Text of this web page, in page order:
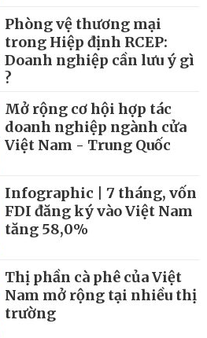
Phòng vệ thương mại
trong Hiệp định RCEP:
Doanh nghiệp cần lưu ý gì
?
Mở rộng cơ hội hợp tác
doanh nghiệp ngành cửa
Việt Nam - Trung Quốc
Infographic | 7 tháng, vốn
FDI đăng ký vào Việt Nam
tăng 58,0%
Thị phần cà phê của Việt
Nam mở rộng tại nhiều thị
trường